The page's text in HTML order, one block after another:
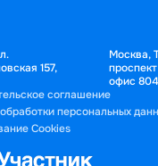
157,
Москва,
офис 804
соглашение
персональных
Cookies